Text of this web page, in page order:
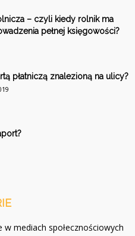
– czyli kiedy rolnik ma
pełnej księgowości?
płatniczą znalezioną na ulicy?
mediach społecznościowych